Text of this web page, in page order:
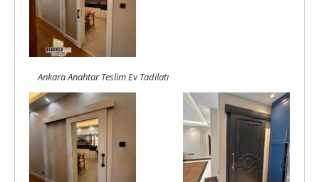
Ankara Anahtar Teslim Ev Tadilatı